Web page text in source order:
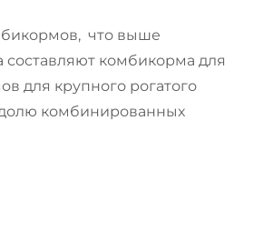
что выше
составляют комбикорма для
для крупного рогатого
долю комбинированных